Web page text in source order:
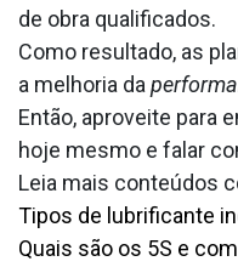
de obra qualificados.
Como resultado, as
a melhoria da
Então, aproveite para
hoje mesmo e falar
Leia mais conteúdos
Tipos de lubrificante
Quais são os 5S e